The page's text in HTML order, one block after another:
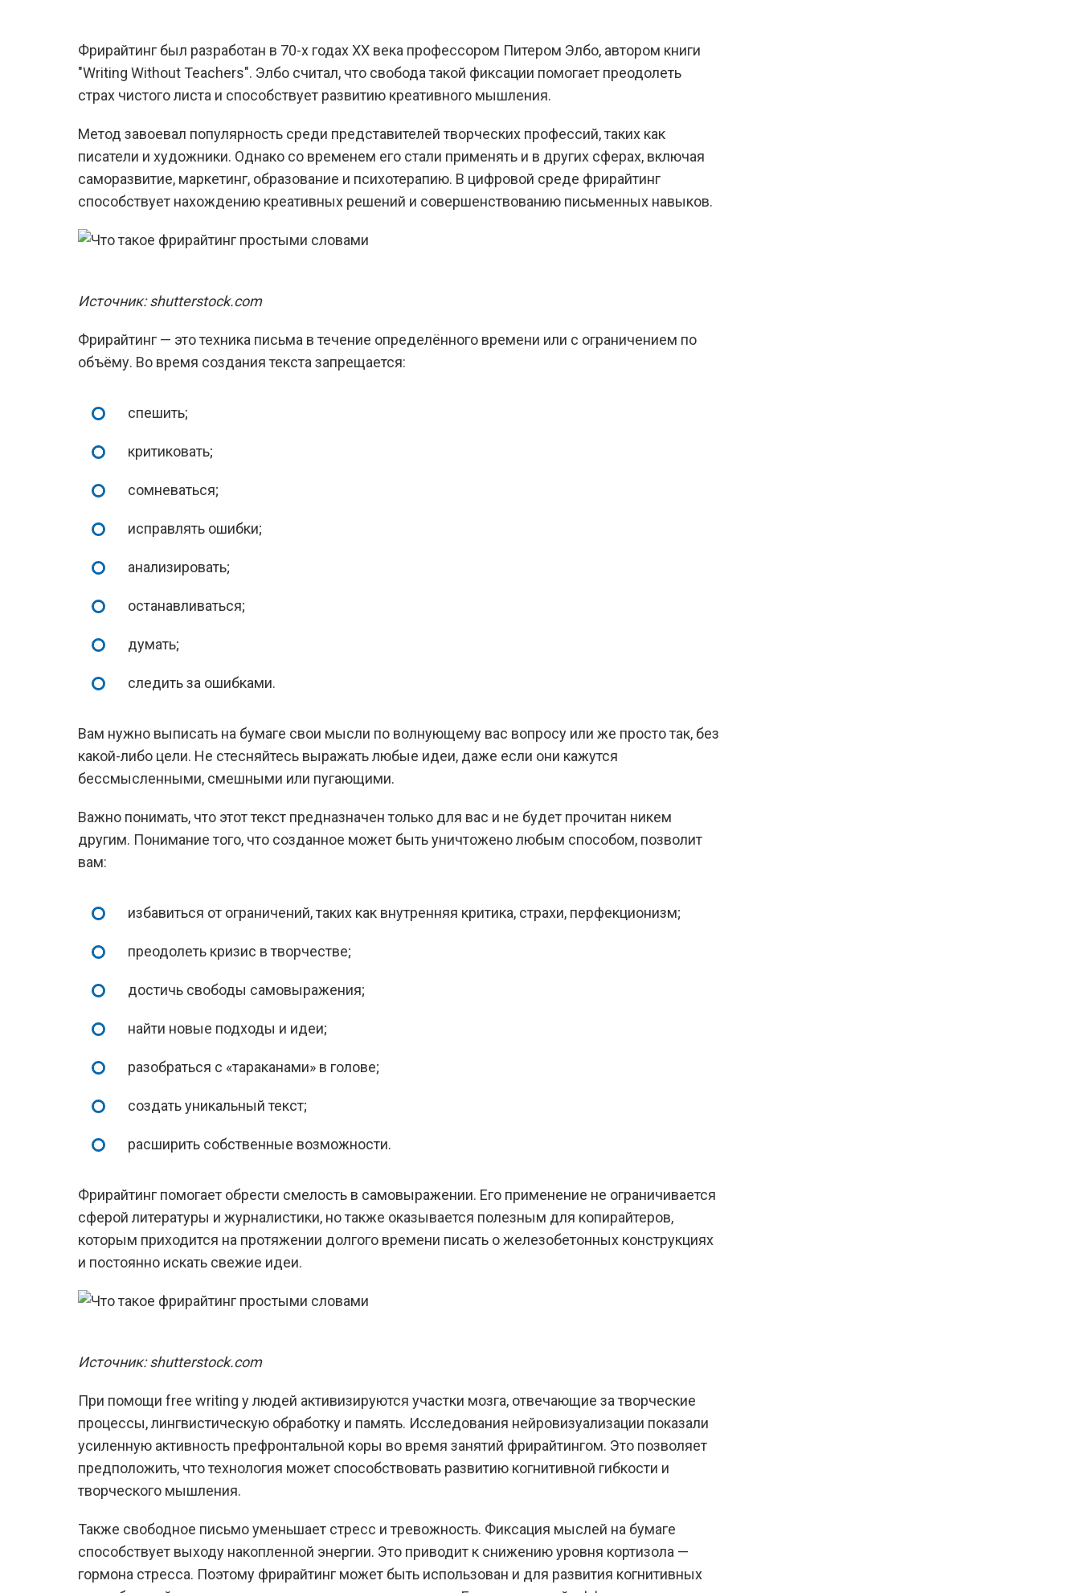
Фрирайтинг был разработан в 70-х годах XX века профессором Питером Элбо, автором книги
"Writing Without Teachers". Элбо считал, что свобода такой фиксации помогает преодолеть
страх чистого листа и способствует развитию креативного мышления.
Метод завоевал популярность среди представителей творческих профессий, таких как
писатели и художники. Однако со временем его стали применять и в других сферах, включая
саморазвитие, маркетинг, образование и психотерапию. В цифровой среде фрирайтинг
способствует нахождению креативных решений и совершенствованию письменных навыков.
Источник: shutterstock.com
Фрирайтинг — это техника письма в течение определённого времени или с ограничением по
объёму. Во время создания текста запрещается:
спешить;
критиковать;
сомневаться;
исправлять ошибки;
анализировать;
останавливаться;
думать;
следить за ошибками.
Вам нужно выписать на бумаге свои мысли по волнующему вас вопросу или же просто так, без
какой-либо цели. Не стесняйтесь выражать любые идеи, даже если они кажутся
бессмысленными, смешными или пугающими.
Важно понимать, что этот текст предназначен только для вас и не будет прочитан никем
другим. Понимание того, что созданное может быть уничтожено любым способом, позволит
вам:
избавиться от ограничений, таких как внутренняя критика, страхи, перфекционизм;
преодолеть кризис в творчестве;
достичь свободы самовыражения;
найти новые подходы и идеи;
разобраться с «тараканами» в голове;
создать уникальный текст;
расширить собственные возможности.
Фрирайтинг помогает обрести смелость в самовыражении. Его применение не ограничивается
сферой литературы и журналистики, но также оказывается полезным для копирайтеров,
которым приходится на протяжении долгого времени писать о железобетонных конструкциях
и постоянно искать свежие идеи.
Источник: shutterstock.com
При помощи free writing у людей активизируются участки мозга, отвечающие за творческие
процессы, лингвистическую обработку и память. Исследования нейровизуализации показали
усиленную активность префронтальной коры во время занятий фрирайтингом. Это позволяет
предположить, что технология может способствовать развитию когнитивной гибкости и
творческого мышления.
Также свободное письмо уменьшает стресс и тревожность. Фиксация мыслей на бумаге
способствует выходу накопленной энергии. Это приводит к снижению уровня кортизола —
гормона стресса. Поэтому фрирайтинг может быть использован и для развития когнитивных